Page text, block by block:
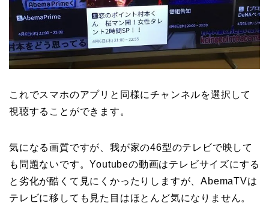
これでスマホのアプリと同様にチャンネルを選択して
視聴することができます。
気になる画質ですが、我が家の46型のテレビで映して
も問題ないです。Youtubeの動画はテレビサイズにする
と劣化が酷くて見にくかったりしますが、AbemaTVは
テレビに移しても見た目はほとんど気になりません。